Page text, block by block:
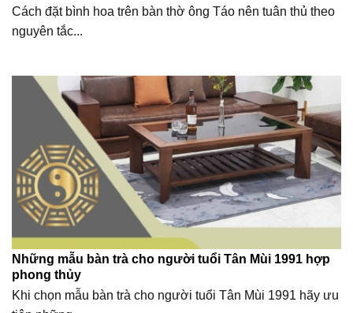
Cách đặt bình hoa trên bàn thờ ông Táo nên tuân thủ theo
nguyên tắc...
Những mẫu bàn trà cho người tuổi Tân Mùi 1991 hợp
phong thủy
Khi chọn mẫu bàn trà cho người tuổi Tân Mùi 1991 hãy ưu